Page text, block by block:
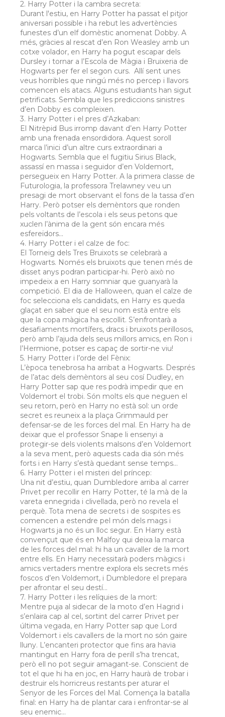
2. Harry Potter i la cambra secreta:
Durant l'estiu, en Harry Potter ha passat el pitjor
aniversari possible i ha rebut les advertències
funestes d’un elf domèstic anomenat Dobby. A
més, gràcies al rescat d’en Ron Weasley amb un
cotxe volador, en Harry ha pogut escapar dels
Dursley i tornar a l’Escola de Màgia i Bruixeria de
Hogwarts per fer el segon curs. Allí sent unes
veus horribles que ningú més no percep i llavors
comencen els atacs. Alguns estudiants han sigut
petrificats. Sembla que les prediccions sinistres
d’en Dobby es compleixen.
­­­­­­­­3. Harry Potter i el pres d’Azkaban:
El Nitrèpid Bus irromp davant d’en Harry Potter
amb una frenada ensordidora. Aquest soroll
marca l’inici d’un altre curs extraordinari a
Hogwarts. Sembla que el fugitiu Sirius Black,
assassí en massa i seguidor d’en Voldemort,
persegueix en Harry Potter. A la primera classe de
Futurologia, la professora Trelawney veu un
presagi de mort observant el fons de la tassa d’en
Harry. Però potser els demèntors que ronden
pels voltants de l’escola i els seus petons que
xuclen l’ànima de la gent són encara més
esfereïdors...
4. Harry Potter i el calze de foc:
El Torneig dels Tres Bruixots se celebrarà a
Hogwarts. Només els bruixots que tenen més de
disset anys podran participar-hi. Però això no
impedeix a en Harry somniar que guanyarà la
competició. El dia de Halloween, quan el calze de
foc selecciona els candidats, en Harry es queda
glaçat en saber que el seu nom està entre els
que la copa màgica ha escollit. S’enfrontarà a
desafiaments mortífers, dracs i bruixots perillosos,
però amb l’ajuda dels seus millors amics, en Ron i
l’Hermione, potser es capaç de sortir-ne viu!
5. Harry Potter i l’orde del Fènix:
L’època tenebrosa ha arribat a Hogwarts. Després
de l’atac dels demèntors al seu cosí Dudley, en
Harry Potter sap que res podrà impedir que en
Voldemort el trobi. Són molts els que neguen el
seu retorn, però en Harry no està sol: un orde
secret es reuneix a la plaça Grimmauld per
defensar-se de les forces del mal. En Harry ha de
deixar que el professor Snape li ensenyi a
protegir-se dels violents malsons d’en Voldemort
a la seva ment, però aquests cada dia són més
forts i en Harry s’està quedant sense temps...
6. Harry Potter i el misteri del príncep:
Una nit d’estiu, quan Dumbledore arriba al carrer
Privet per recollir en Harry Potter, té la mà de la
vareta ennegrida i clivellada, però no revela el
perquè. Tota mena de secrets i de sospites es
comencen a estendre pel món dels mags i
Hogwarts ja no és un lloc segur. En Harry està
convençut que és en Malfoy qui deixa la marca
de les forces del mal: hi ha un cavaller de la mort
entre ells. En Harry necessitarà poders màgics i
amics vertaders mentre explora els secrets més
foscos d’en Voldemort, i Dumbledore el prepara
per afrontar el seu destí…
7. Harry Potter i les relíquies de la mort:
Mentre puja al sidecar de la moto d’en Hagrid i
s’enlaira cap al cel, sortint del carrer Privet per
última vegada, en Harry Potter sap que Lord
Voldemort i els cavallers de la mort no són gaire
lluny. L’encanteri protector que fins ara havia
mantingut en Harry fora de perill s’ha trencat,
però ell no pot seguir amagant-se. Conscient de
tot el que hi ha en joc, en Harry haurà de trobar i
destruir els horricreus restants per aturar el
Senyor de les Forces del Mal. Comença la batalla
final: en Harry ha de plantar cara i enfrontar-se al
seu enemic...